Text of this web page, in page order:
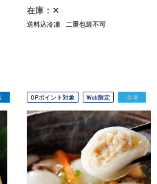
在庫：✕
送料込冷凍 二重包装不可
OPポイント対象 Web限定 冷凍